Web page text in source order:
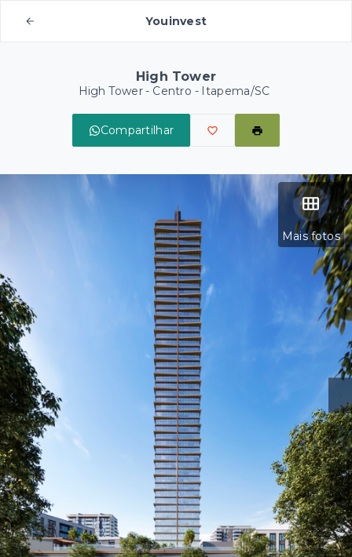
Youinvest
High Tower
High Tower - Centro - Itapema/SC
Compartilhar
Mais fotos